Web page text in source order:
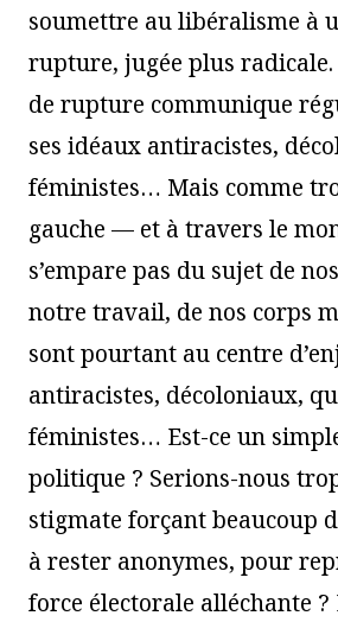
soumettre au libéralisme à
rupture, jugée plus radicale.
de rupture communique
ses idéaux antiracistes,
féministes… Mais comme
gauche — et à travers le
s’empare pas du sujet de
notre travail, de nos corps
sont pourtant au centre
antiracistes, décoloniaux,
féministes… Est-ce un
politique ? Serions-nous
stigmate forçant beaucoup
à rester anonymes, pour
force électorale alléchante ?